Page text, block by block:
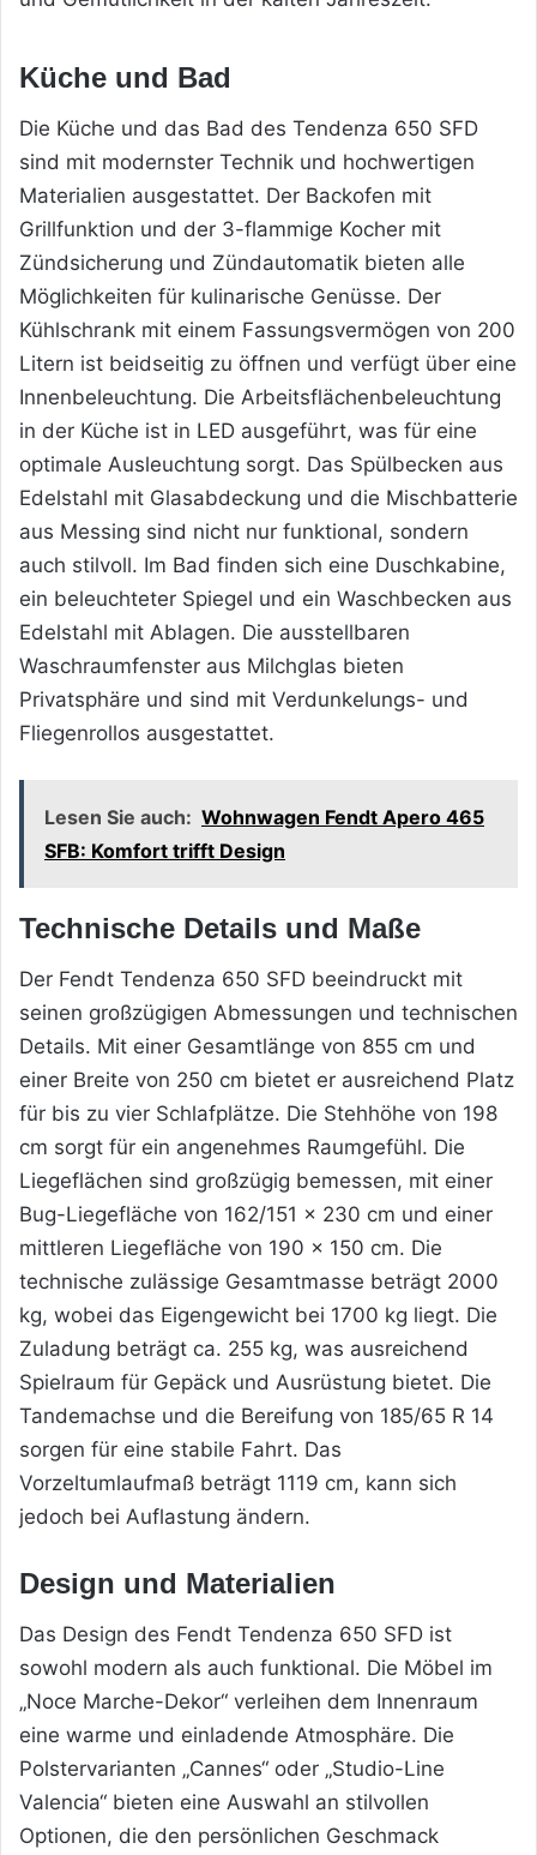
Küche und Bad
Die Küche und das Bad des Tendenza 650 SFD
sind mit modernster Technik und hochwertigen
Materialien ausgestattet. Der Backofen mit
Grillfunktion und der 3-flammige Kocher mit
Zündsicherung und Zündautomatik bieten alle
Möglichkeiten für kulinarische Genüsse. Der
Kühlschrank mit einem Fassungsvermögen von 200
Litern ist beidseitig zu öffnen und verfügt über eine
Innenbeleuchtung. Die Arbeitsflächenbeleuchtung
in der Küche ist in LED ausgeführt, was für eine
optimale Ausleuchtung sorgt. Das Spülbecken aus
Edelstahl mit Glasabdeckung und die Mischbatterie
aus Messing sind nicht nur funktional, sondern
auch stilvoll. Im Bad finden sich eine Duschkabine,
ein beleuchteter Spiegel und ein Waschbecken aus
Edelstahl mit Ablagen. Die ausstellbaren
Waschraumfenster aus Milchglas bieten
Privatsphäre und sind mit Verdunkelungs- und
Fliegenrollos ausgestattet.
Lesen Sie auch: Wohnwagen Fendt Apero 465
SFB: Komfort trifft Design
Technische Details und Maße
Der Fendt Tendenza 650 SFD beeindruckt mit
seinen großzügigen Abmessungen und technischen
Details. Mit einer Gesamtlänge von 855 cm und
einer Breite von 250 cm bietet er ausreichend Platz
für bis zu vier Schlafplätze. Die Stehhöhe von 198
cm sorgt für ein angenehmes Raumgefühl. Die
Liegeflächen sind großzügig bemessen, mit einer
Bug-Liegefläche von 162/151 x 230 cm und einer
mittleren Liegefläche von 190 x 150 cm. Die
technische zulässige Gesamtmasse beträgt 2000
kg, wobei das Eigengewicht bei 1700 kg liegt. Die
Zuladung beträgt ca. 255 kg, was ausreichend
Spielraum für Gepäck und Ausrüstung bietet. Die
Tandemachse und die Bereifung von 185/65 R 14
sorgen für eine stabile Fahrt. Das
Vorzeltumlaufmaß beträgt 1119 cm, kann sich
jedoch bei Auflastung ändern.
Design und Materialien
Das Design des Fendt Tendenza 650 SFD ist
sowohl modern als auch funktional. Die Möbel im
„Noce Marche-Dekor“ verleihen dem Innenraum
eine warme und einladende Atmosphäre. Die
Polstervarianten „Cannes“ oder „Studio-Line
Valencia“ bieten eine Auswahl an stilvollen
Optionen, die den persönlichen Geschmack